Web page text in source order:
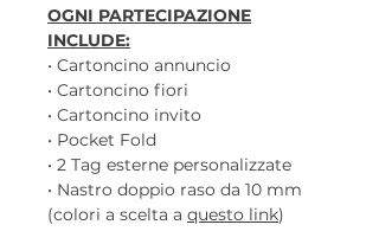
OGNI PARTECIPAZIONE
INCLUDE:
• Cartoncino annuncio
• Cartoncino fiori
• Cartoncino invito
• Pocket Fold
• 2 Tag esterne personalizzate
• Nastro doppio raso da 10 mm
(colori a scelta a questo link)